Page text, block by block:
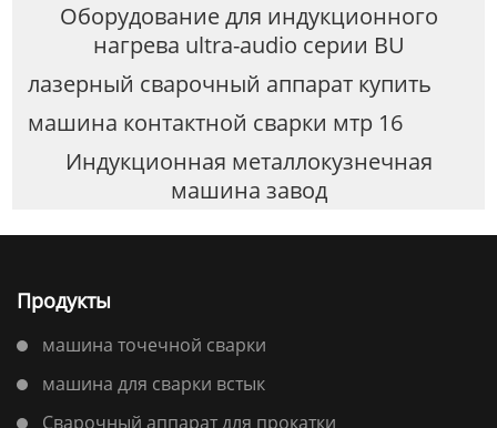
Оборудование для индукционного
нагрева ultra-audio серии BU
лазерный сварочный аппарат купить
машина контактной сварки мтр 16
Индукционная металлокузнечная
машина завод
Продукты
машина точечной сварки
машина для сварки встык
Сварочный аппарат для прокатки